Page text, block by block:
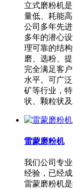
立式磨粉机
量低、耗能
公司多年先
多年的潜心
理可靠的结
磨、选粉、
完全满足客
水平。可广
矿等行业，
状、颗粒状
雷蒙磨粉机
我们公司专
经验，已经
雷蒙磨粉机